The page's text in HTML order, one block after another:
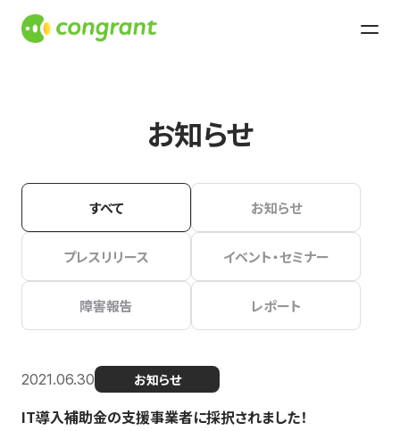
お知らせ
すべて お知らせ
プレスリリース イベント・セミナー
障害報告 レポート
2021.06.30 お知らせ
IT導入補助金の支援事業者に採択されました！